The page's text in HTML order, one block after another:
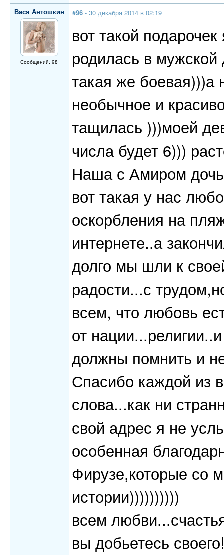
Вася Антошкин
Сообщений: 98
#96 - 30 декабря 2014 в 02:19
вот такой
родилась в
такая же
необычное и
тащилась )))моей
числа будет 6)))
Наша с Амиром
вот такая у нас
оскорбления на
интернете..а
долго мы шли к
радости...с
всем, что любовь
от
должны помнить и
Спасибо каждой из
слова...как ни
свой адрес я не
особенная
Фирузе,которые со
истории))))))))))
всем
вы добьетесь